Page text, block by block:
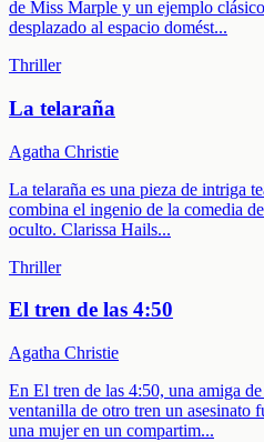
de Miss Marple y un ejemplo
desplazado al espacio domést...
Thriller
La telaraña
Agatha Christie
La telaraña es una pieza de intriga
combina el ingenio de la comedia
oculto. Clarissa Hails...
Thriller
El tren de las 4:50
Agatha Christie
En El tren de las 4:50, una amiga
ventanilla de otro tren un asesinato
una mujer en un compartim...